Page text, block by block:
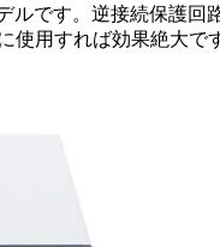
ルです。逆接続保護回
用すれば効果絶大で